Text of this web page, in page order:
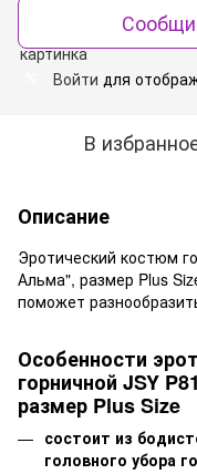
Войти для
В
Описание
Эротический костюм
Альма", размер Plus
поможет
Особенности
горничной JSY
размер Plus Size
состоит из
головного убора